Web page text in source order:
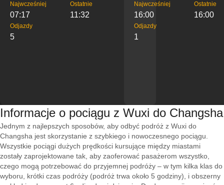
Najwcześniej
07:17
Ostatnie
11:32
Odjazdy
5
Najwcześniej
16:00
Ostatnie
16:00
Odjazdy
1
Informacje o pociągu z Wuxi do Changsha
Jednym z najlepszych sposobów, aby odbyć podróż z Wuxi do
Changsha jest skorzystanie z szybkiego i nowoczesnego pociągu.
Wszystkie pociągi dużych prędkości kursujące między miastami
zostały zaprojektowane tak, aby zaoferować pasażerom wszystko,
czego mogą potrzebować do przyjemnej podróży – w tym kilka klas do
wyboru, krótki czas podróży (podróż trwa około 5 godziny), i obszerny